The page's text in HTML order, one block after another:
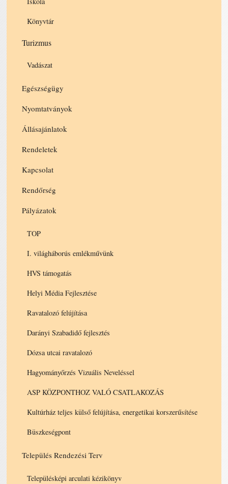
Könyvtár
Turizmus
Vadászat
Egészségügy
Nyomtatványok
Állásajánlatok
Rendeletek
Kapcsolat
Rendőrség
Pályázatok
TOP
I. világháborús emlékművünk
HVS támogatás
Helyi Média Fejlesztése
Ravatalozó felújítása
Darányi Szabadidő fejlesztés
Dózsa utcai ravatalozó
Hagyományőrzés Vizuális Neveléssel
ASP KÖZPONTHOZ VALÓ CSATLAKOZÁS
Kultúrház teljes külső felújítása, energetikai korszerűsítése
Büszkeségpont
Település Rendezési Terv
Településképi arculati kézikönyv